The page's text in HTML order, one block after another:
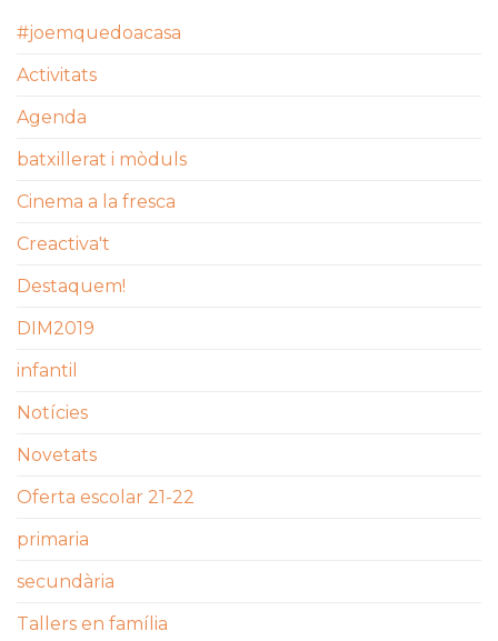
#joemquedoacasa
Activitats
Agenda
batxillerat i mòduls
Cinema a la fresca
Creactiva't
Destaquem!
DIM2019
infantil
Notícies
Novetats
Oferta escolar 21-22
primaria
secundària
Tallers en família